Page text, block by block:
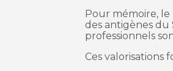
Pour mémoire,
des antigènes du
professionnels
Ces valorisations